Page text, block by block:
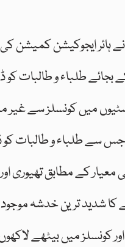
نے ہائر ایجوکیشن کمیشن
بجائے طلباء و
میں کونسلز سے غیر
جس سے طلباء و طالبات
کے مطابق تھیوری
کا شدید ترین خدشہ
کونسلز میں بیٹھے